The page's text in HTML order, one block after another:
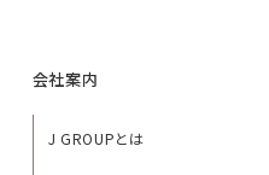
会社案内
J GROUPとは